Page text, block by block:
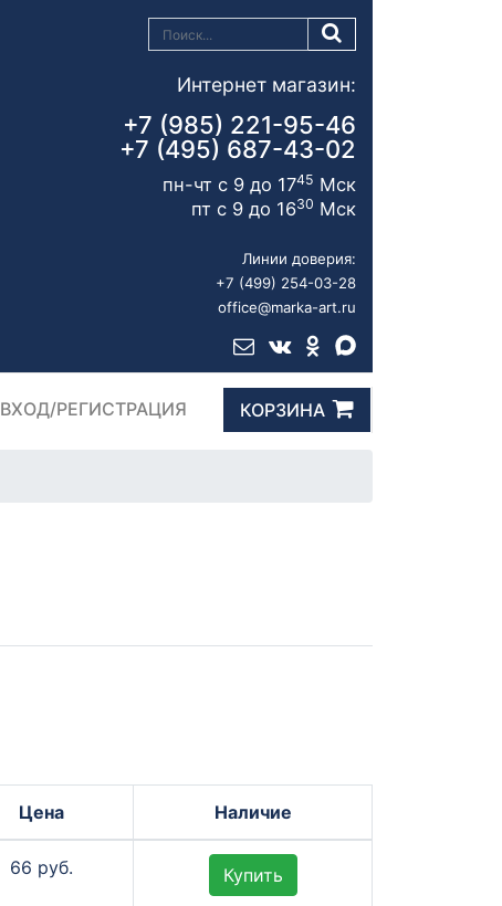
Интернет магазин:
+7 (985) 221-95-46
+7 (495) 687-43-02
пн-чт с 9 до 1745 Мск
пт с 9 до 1630 Мск
Линии доверия:
+7 (499) 254-03-28
office@marka-art.ru
ВХОД/РЕГИСТРАЦИЯ КОРЗИНА
Цена Наличие
66 руб. Купить